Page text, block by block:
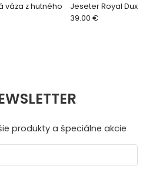
váza z hutného
Jeseter Royal Dux
39.00 €
produkty a špeciálne akcie